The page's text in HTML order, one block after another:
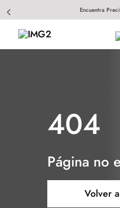
Encuentra
404
Página no
Volver